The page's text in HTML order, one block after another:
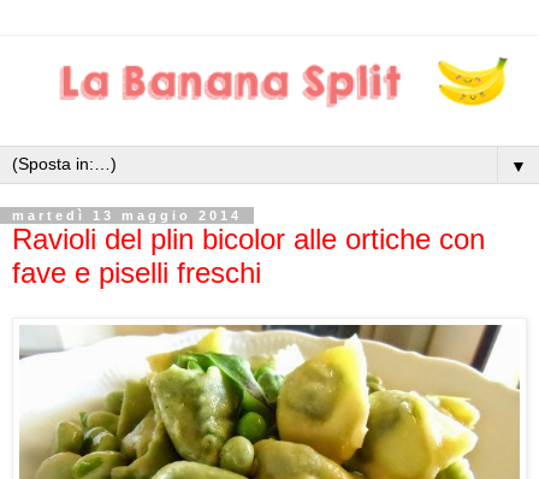
▼
martedì 13 maggio 2014
Ravioli del plin bicolor alle ortiche con
fave e piselli freschi